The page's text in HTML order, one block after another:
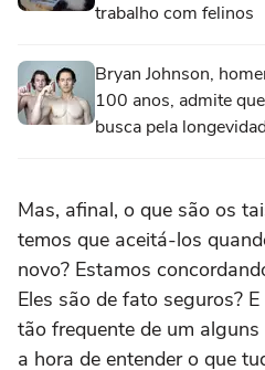
trabalho com felinos
Bryan Johnson,
100 anos, admite
busca pela
Mas, afinal, o que são os
temos que aceitá-los
novo? Estamos
Eles são de fato seguros?
tão frequente de um
a hora de entender o que